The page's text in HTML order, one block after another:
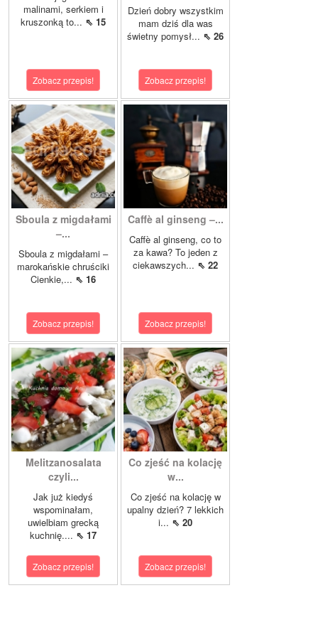
malinami, serkiem i
kruszonką to... ⇖ 15
Zobacz przepis!
Dzień dobry wszystkim
mam dziś dla was
świetny pomysł... ⇖ 26
Zobacz przepis!
Sboula z migdałami
–...
Sboula z migdałami –
marokańskie chruściki
Cienkie,... ⇖ 16
Zobacz przepis!
Caffè al ginseng –...
Caffè al ginseng, co to
za kawa? To jeden z
ciekawszych... ⇖ 22
Zobacz przepis!
Melitzanosalata
czyli...
Jak już kiedyś
wspominałam,
uwielbiam grecką
kuchnię.... ⇖ 17
Zobacz przepis!
Co zjeść na kolację
w...
Co zjeść na kolację w
upalny dzień? 7 lekkich
i... ⇖ 20
Zobacz przepis!